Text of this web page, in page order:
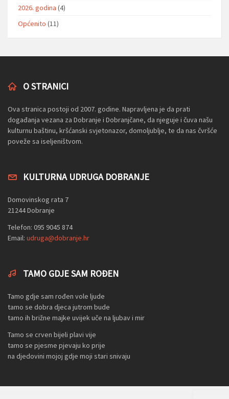
2026. godina (4)
Općenito (11)
O STRANICI
Ova stranica postoji od 2007. godine. Napravljena je da prati
događanja vezana za Dobranje i Dobranjčane, da njeguje i čuva našu
kulturnu baštinu, kršćanski svjetonazor, domoljublje, te da nas čvršće
poveže sa iseljeništvom.
KULTURNA UDRUGA DOBRANJE
Domovinskog rata 7
21244 Dobranje
Telefon: 095 9045 874
Email: udruga@dobranje.hr
TAMO GDJE SAM ROĐEN
Tamo gdje sam rođen vole ljude
tamo se dobra djeca jutrom bude
tamo ih brižne majke uvijek uče na ljubav i mir
Tamo se crven bijeli plavi vije
tamo se pjesme pjevaju ko prije
na djedovini mojoj gdje moji stari snivaju